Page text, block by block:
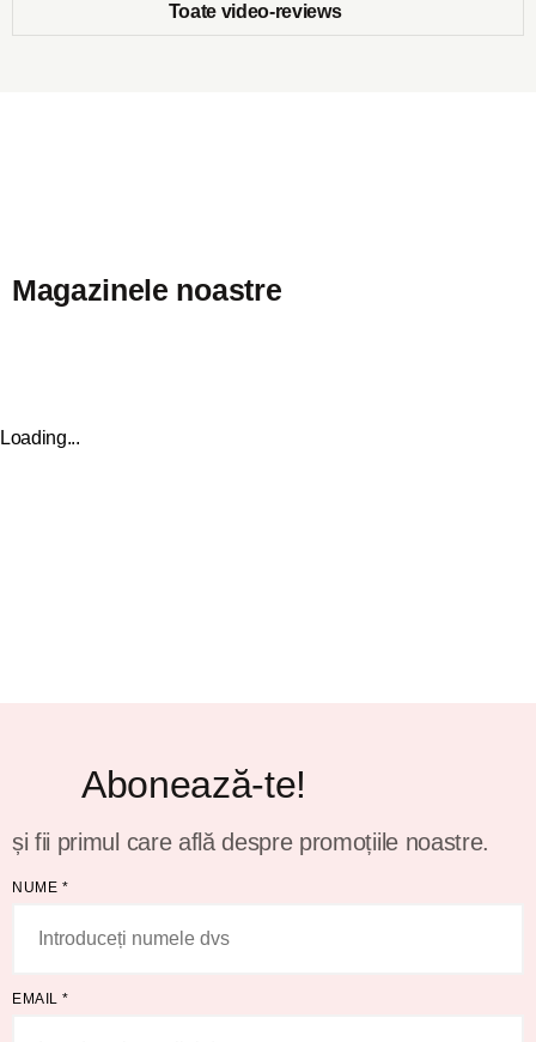
Toate video-reviews
Magazinele noastre
Loading...
Abonează-te!
și fii primul care află despre promoțiile noastre.
NUME *
EMAIL *